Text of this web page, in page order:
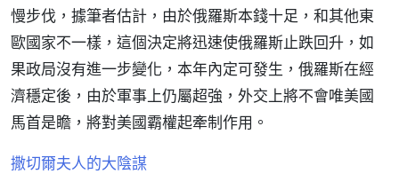
慢步伐，據筆者估計，由於俄羅斯本錢十足，和其他東
歐國家不一樣，這個決定將迅速使俄羅斯止跌回升，如
果政局沒有進一步變化，本年內定可發生，俄羅斯在經
濟穩定後，由於軍事上仍屬超強，外交上將不會唯美國
馬首是瞻，將對美國霸權起牽制作用。
撒切爾夫人的大陰謀